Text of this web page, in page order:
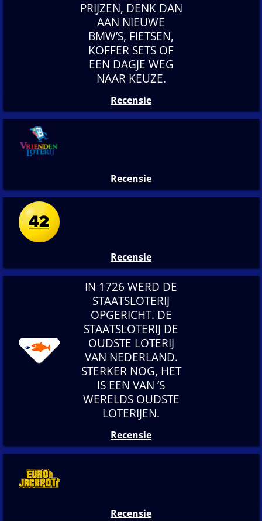
PRIJZEN, DENK DAN
AAN NIEUWE
BMW’S, FIETSEN,
KOFFER SETS OF
EEN DAGJE WEG
NAAR KEUZE.
Recensie
Recensie
Recensie
IN 1726 WERD DE
STAATSLOTERIJ
OPGERICHT. DE
STAATSLOTERIJ DE
OUDSTE LOTERIJ
VAN NEDERLAND.
STERKER NOG, HET
IS EEN VAN ’S
WERELDS OUDSTE
LOTERIJEN.
Recensie
Recensie